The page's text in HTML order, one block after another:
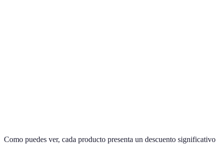
Como puedes ver, cada producto presenta un descuento significativo